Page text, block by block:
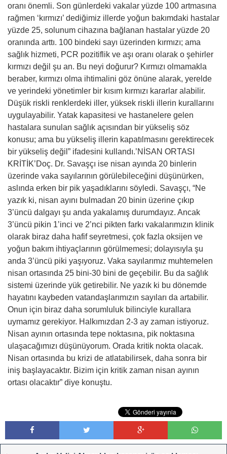
oranı önemli. Son günlerdeki vakalar yüzde 100 artmasına
rağmen ‘kırmızı’ dediğimiz illerde yoğun bakımdaki hastalar
yüzde 25, solunum cihazına bağlanan hastalar yüzde 20
oranında arttı. 100 bindeki sayı üzerinden kırmızı; ama
sağlık hizmeti, PCR pozitiflik ve aşı oranı olarak o şehirler
kırmızı değil şu an. Bu neyi doğurur? Kırmızı olmamakla
beraber, kırmızı olma ihtimalini göz önüne alarak, yerelde
ve yerindeki yönetimler bir kısım kırmızı kararlar alabilir.
Düşük riskli renklerdeki iller, yüksek riskli illerin kurallarını
uygulayabilir. Yatak kapasitesi ve hastanelere gelen
hastalara sunulan sağlık açısından bir yükseliş söz
konusu; ama bu yükseliş illerin kapatılmasını gerektirecek
bir yükseliş değil” ifadesini kullandı.’NİSAN ORTASI
KRİTİK’Doç. Dr. Savaşçı ise nisan ayında 20 binlerin
üzerinde vaka sayılarının görülebileceğini düşünürken,
aslında erken bir pik yaşadıklarını söyledi. Savaşçı, “Ne
yazık ki, nisan ayını bulmadan 20 binin üzerine çıkıp
3’üncü dalgayı şu anda yakalamış durumdayız. Ancak
3’üncü pikin 1’inci ve 2’nci pikten farkı vakalarımızın klinik
olarak biraz daha hafif seyretmesi, çok fazla oksijen ve
yoğun bakım ihtiyaçlarının görülmemesi; dolayısıyla şu
anda 3’üncü piki yaşıyoruz. Vaka sayılarımız muhtemelen
nisan ortasında 25 bini-30 bini de geçebilir. Bu da sağlık
sistemi üzerinde yük getirebilir. Ne yazık ki bu dönemde
hayatını kaybeden vatandaşlarımızın sayıları da artabilir.
Onun için biraz daha sorumluluk bilinciyle kurallara
uymamız gerekiyor. Halkımızdan 2-3 ay zaman istiyoruz.
Nisan ayının ortasında tepe noktasına, pik noktasına
ulaşacağımızı düşünüyorum. Orada kritik nokta olacak.
Nisan ortasında bu krizi de atlatabilirsek, daha sonra bir
iniş başlayacaktır. Bizim için kritik zaman nisan ayının
ortası olacaktır” diye konuştu.